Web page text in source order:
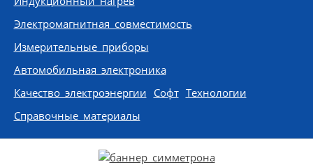
Электромагнитная совместимость
Измерительные приборы
Автомобильная электроника
Качество электроэнергии Софт Технологии
Справочные материалы